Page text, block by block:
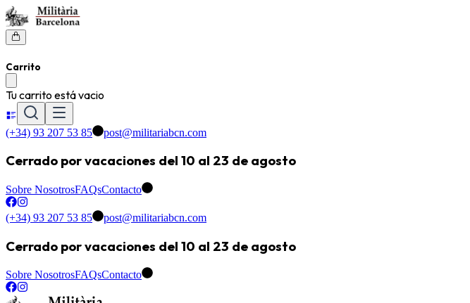
Carrito
Tu carrito está vacio
(+34) 93 207 53 85 post@militariabcn.com
Cerrado por vacaciones del 10 al 23 de agosto
Sobre NosotrosFAQsContacto
(+34) 93 207 53 85 post@militariabcn.com
Cerrado por vacaciones del 10 al 23 de agosto
Sobre NosotrosFAQsContacto